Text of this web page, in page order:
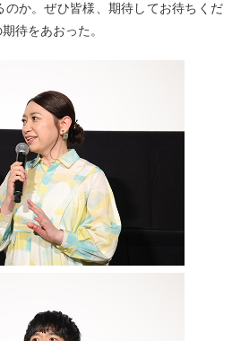
か。ぜひ皆様、期待してお待ちくだ
待をあおった。